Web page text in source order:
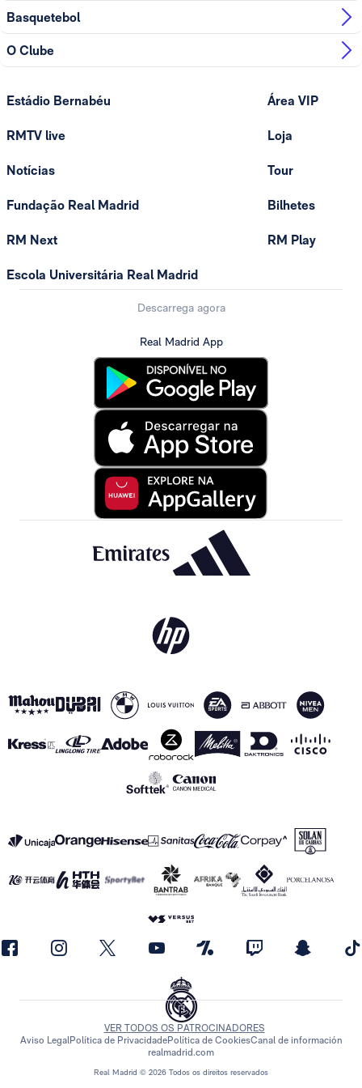
Basquetebol
O Clube
Estádio Bernabéu
RMTV live
Notícias
Fundação Real Madrid
RM Next
Escola Universitária Real Madrid
Área VIP
Loja
Tour
Bilhetes
RM Play
Descarrega agora
Real Madrid App
Real Madrid © 2026 Todos os direitos reservados
VER TODOS OS PATROCINADORES
Aviso LegalPolítica de PrivacidadePolítica de CookiesCanal de información
realmadrid.com